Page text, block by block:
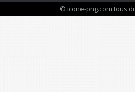
© icone-png.com tous